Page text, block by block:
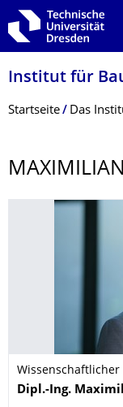
Zur Hauptnavigation
Zur Suche springen
Zum Inhalt springen
Institut für
Breadcrumb-Menü
Startseite Das
Name
Dipl.-Ing.